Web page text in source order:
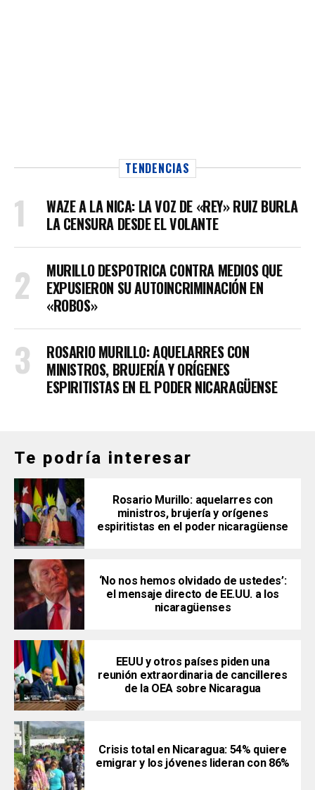
TENDENCIAS
WAZE A LA NICA: LA VOZ DE «REY» RUIZ BURLA
LA CENSURA DESDE EL VOLANTE
MURILLO DESPOTRICA CONTRA MEDIOS QUE
EXPUSIERON SU AUTOINCRIMINACIÓN EN
«ROBOS»
ROSARIO MURILLO: AQUELARRES CON
MINISTROS, BRUJERÍA Y ORÍGENES
ESPIRITISTAS EN EL PODER NICARAGÜENSE
Te podría interesar
Rosario Murillo: aquelarres con
ministros, brujería y orígenes
espiritistas en el poder nicaragüense
‘No nos hemos olvidado de ustedes’:
el mensaje directo de EE.UU. a los
nicaragüenses
EEUU y otros países piden una
reunión extraordinaria de cancilleres
de la OEA sobre Nicaragua
Crisis total en Nicaragua: 54% quiere
emigrar y los jóvenes lideran con 86%